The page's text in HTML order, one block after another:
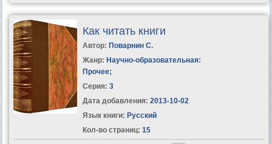
Как читать книги
Автор: Поварнин С.
Жанр: Научно-образовательная:
Прочее;
Серия: 3
Дата добавления: 2013-10-02
Язык книги: Русский
Кол-во страниц: 15